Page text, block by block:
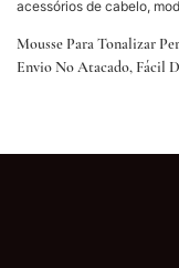
Mousse Para Tonalizar
Envio No Atacado, Fácil